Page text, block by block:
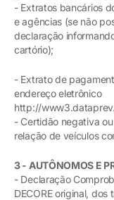
- Extratos bancários
e agências (se não
declaração
cartório);
- Extrato de
endereço eletrônico
http://
- Certidão negativa
relação de veículos
3 - AUTÔNOMOS E
- Declaração
DECORE original,